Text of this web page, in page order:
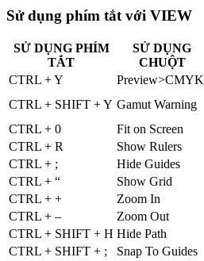
Sử dụng phím tắt với VIEW
SỬ DỤNG PHÍM
TẮT
SỬ DỤNG
CHUỘT
CTRL + Y
Preview>CMYK
CTRL + SHIFT + Y Gamut Warning
CTRL + 0
Fit on Screen
CTRL + R
Show Rulers
CTRL + ;
Hide Guides
CTRL + “
Show Grid
CTRL + +
Zoom In
CTRL + –
Zoom Out
CTRL + SHIFT + H Hide Path
CTRL + SHIFT + ;
Snap To Guides